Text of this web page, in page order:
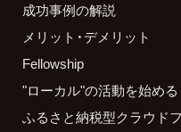
成功事例の解説
メリット・デメリット
Fellowship
"ローカル"の活動を始める
ふるさと納税型クラウド